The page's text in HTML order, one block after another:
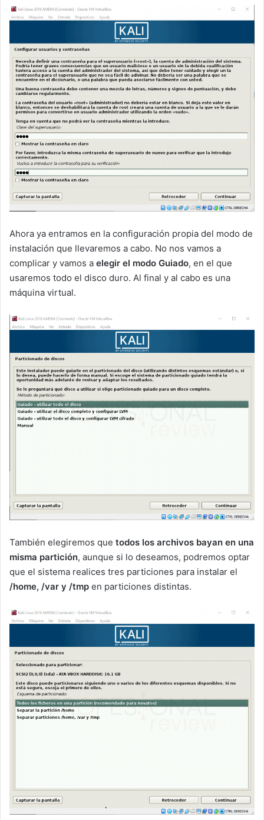
Ahora ya entramos en la configuración propia del modo de
instalación que llevaremos a cabo. No nos vamos a
complicar y vamos a elegir el modo Guiado, en el que
usaremos todo el disco duro. Al final y al cabo es una
máquina virtual.
También elegiremos que todos los archivos bayan en una
misma partición, aunque si lo deseamos, podremos optar
que el sistema realices tres particiones para instalar el
/home, /var y /tmp en particiones distintas.